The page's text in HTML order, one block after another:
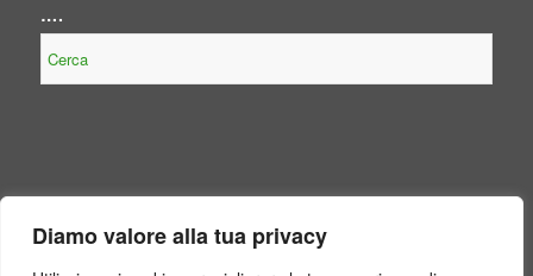
Diamo valore alla tua privacy
….
NOTE LEGALI
Contenuto non presente perché non obbligatorio, per legge, per il